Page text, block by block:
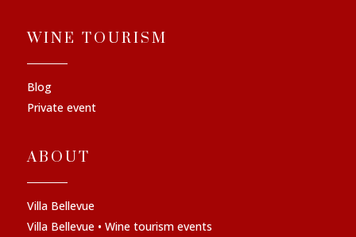
WINE TOURISM
Blog
Private event
ABOUT
Villa Bellevue
Villa Bellevue • Wine tourism events